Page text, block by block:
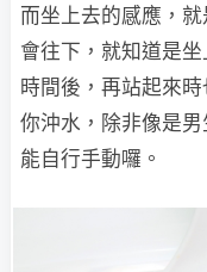
而坐上去的感應，
會往下，就知道是
時間後，再站起來
你沖水，除非像是
能自行手動囉。